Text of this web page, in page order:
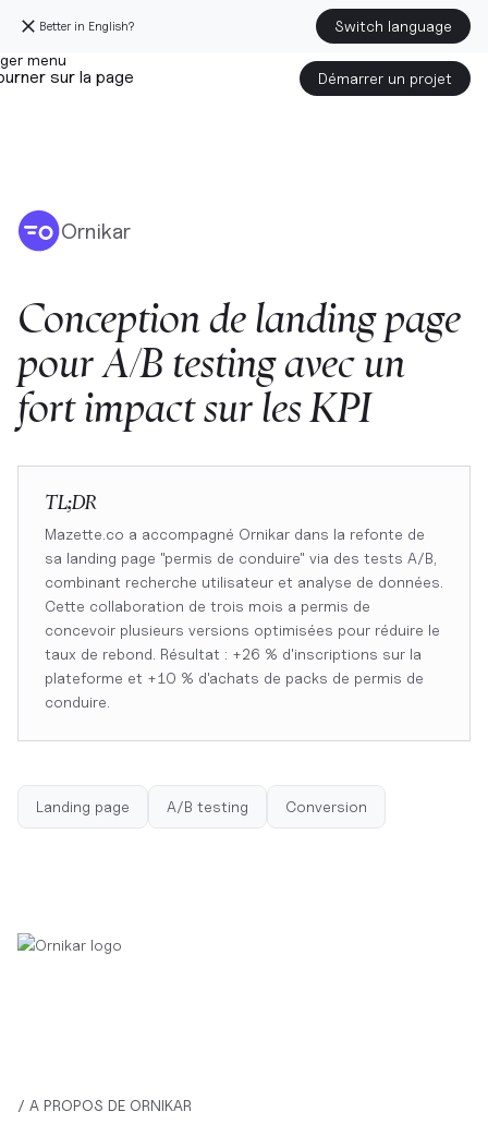
Better in English? Switch language
sur la page Démarrer un projet
Ornikar
Conceptiondelandingpage
pourA/B testingavecun
fortimpactsurlesKPI
TL;DR
Mazette.co a accompagné Ornikar dans la refonte de
sa landing page "permis de conduire" via des tests A/B,
combinant recherche utilisateur et analyse de données.
Cette collaboration de trois mois a permis de
concevoir plusieurs versions optimisées pour réduire le
taux de rebond. Résultat : +26 % d'inscriptions sur la
plateforme et +10 % d'achats de packs de permis de
conduire.
Landing page A/B testing Conversion
/ A PROPOS DE ORNIKAR